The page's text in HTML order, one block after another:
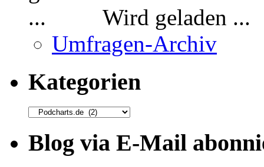
Wird geladen ...
Umfragen-Archiv
Kategorien
Kategorien
Blog via E-Mail